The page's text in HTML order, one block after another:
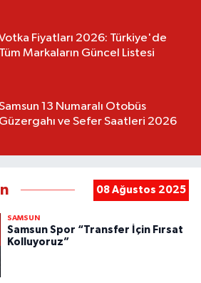
Fiyatları 2026: Türkiye'de
Tüm Markaların Güncel Listesi
13 Numaralı Otobüs
Güzergahı ve Sefer Saatleri 2026
08 Ağustos 2025
SAMSUN
Samsun Spor “Transfer İçin Fırsat
Kolluyoruz”